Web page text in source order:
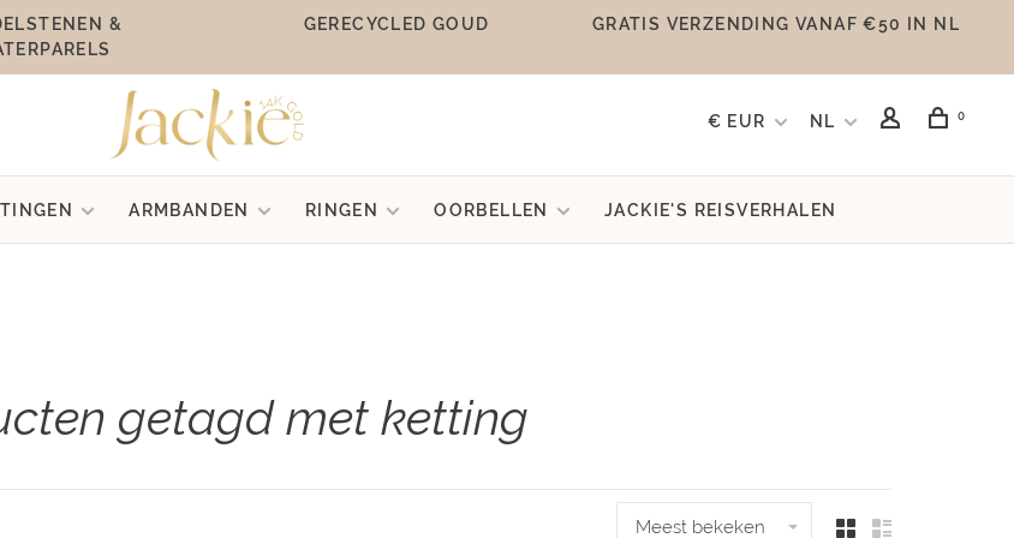
&
GERECYCLED GOUD GRATIS VERZENDING VANAF €50 IN NL
€ EUR NL 0
ARMBANDEN RINGEN OORBELLEN JACKIE'S REISVERHALEN
getagd met ketting
Meest bekeken